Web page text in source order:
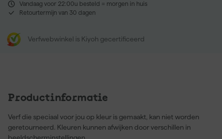
Vandaag voor 22:00u besteld = morgen in huis
Retourtermijn van 30 dagen
Verfwebwinkel is Kiyoh gecertificeerd
Productinformatie
Verf die speciaal voor jou op kleur is gemaakt, kan niet worden
geretourneerd. Kleuren kunnen afwijken door verschillen in
beeldscherminstellingen.